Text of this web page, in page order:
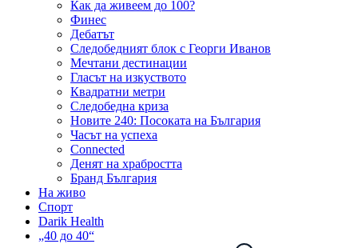
Как да живеем до 100?
Финес
Дебатът
Следобедният блок с Георги Иванов
Мечтани дестинации
Гласът на изкуството
Квадратни метри
Следобедна криза
Новите 240: Посоката на България
Часът на успеха
Connected
Денят на храбростта
Бранд България
На живо
Спорт
Darik Health
„40 до 40“